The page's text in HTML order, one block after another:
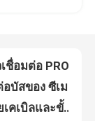
6ES7972-0BA12 0BA42 PLC สายเคเบิลและขั้วต่อสำหรับเชื่อมต่อ PROFIBUS